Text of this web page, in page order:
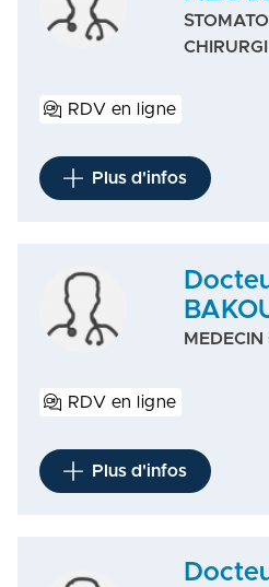
RDV en ligne
Plus d'infos
MEDECIN
RDV en ligne
Plus d'infos